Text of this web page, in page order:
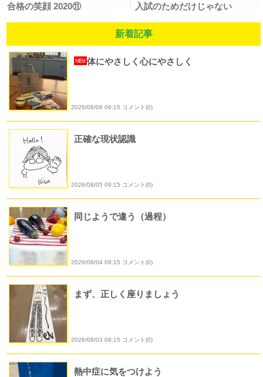
合格の笑顔 2020⑪ 入試のためだけじゃない
新着記事
体にやさしく心にやさしく
2026/08/06 09:15 コメント(0)
正確な現状認識
2026/08/05 09:15 コメント(0)
同じようで違う（過程）
2026/08/04 09:15 コメント(0)
まず、正しく座りましょう
2026/08/03 09:15 コメント(0)
熱中症に気をつけよう